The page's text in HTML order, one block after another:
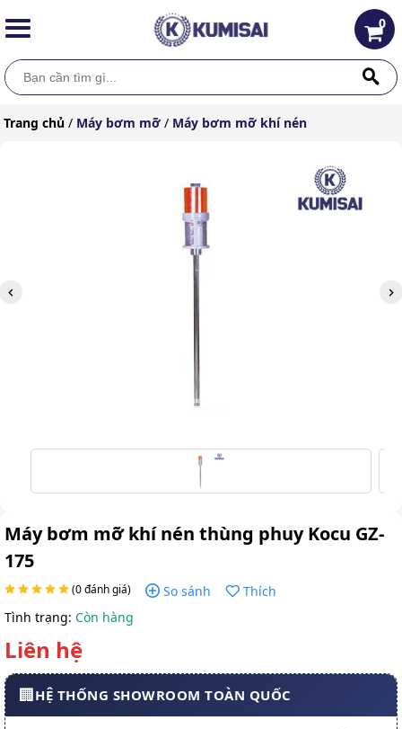
0
Trang chủ / Máy bơm mỡ / Máy bơm mỡ khí nén
Máy bơm mỡ khí nén thùng phuy Kocu GZ-
175
(0 đánh giá) So sánh
Thích
Tình trạng: Còn hàng
Liên hệ
🏢HỆ THỐNG SHOWROOM TOÀN QUỐC